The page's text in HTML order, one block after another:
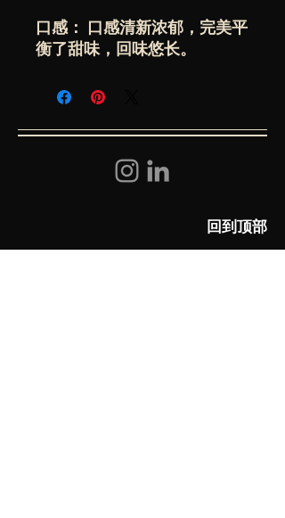
口感： 口感清新浓郁，完美平
衡了甜味，回味悠长。
回到顶部